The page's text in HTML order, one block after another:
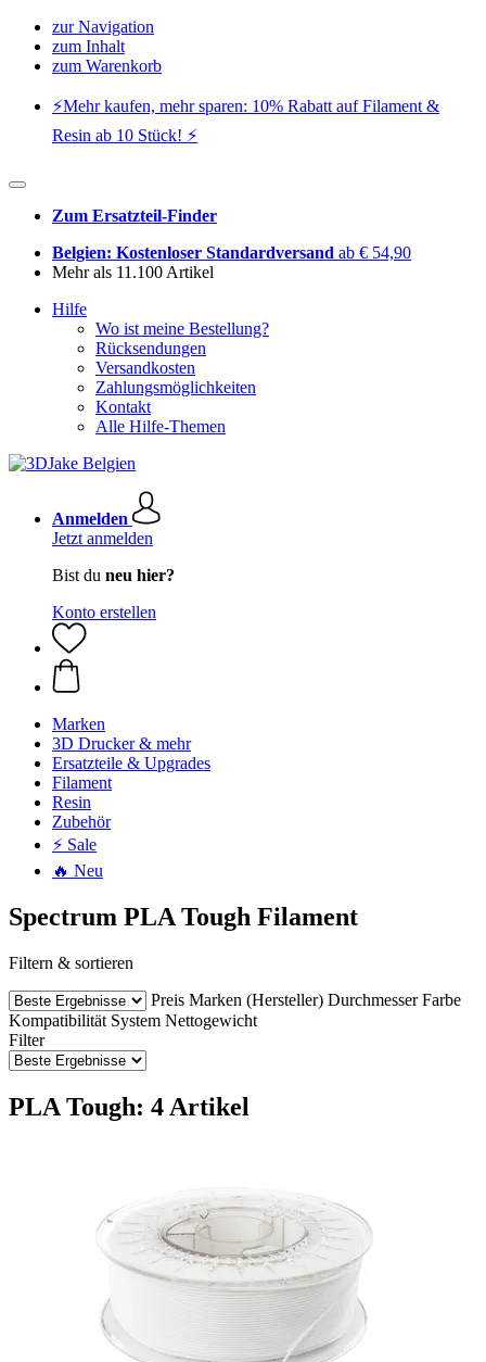
zur Navigation
zum Inhalt
zum Warenkorb
⚡️Mehr kaufen, mehr sparen: 10% Rabatt auf Filament &
Resin ab 10 Stück! ⚡️
Zum Ersatzteil-Finder
Belgien: Kostenloser Standardversand ab € 54,90
Mehr als 11.100 Artikel
Hilfe
Wo ist meine Bestellung?
Rücksendungen
Versandkosten
Zahlungsmöglichkeiten
Kontakt
Alle Hilfe-Themen
Anmelden
Jetzt anmelden
Bist du neu hier?
Konto erstellen
Marken
3D Drucker & mehr
Ersatzteile & Upgrades
Filament
Resin
Zubehör
⚡ Sale
🔥 Neu
Spectrum PLA Tough Filament
Filtern & sortieren
Preis Marken (Hersteller) Durchmesser Farbe
Kompatibilität System Nettogewicht
Filter
PLA Tough: 4 Artikel